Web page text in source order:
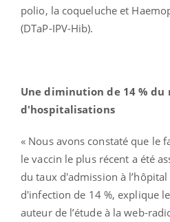
polio, la coqueluche et
(DTaP-IPV-Hib).
Une diminution de 14 % du
d'hospitalisations
« Nous avons constaté que le
le vaccin le plus récent a été
du taux d'admission à
d'infection de 14 %, explique
auteur de l’étude à la web-